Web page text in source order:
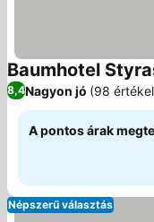
Baumhotel
8,4Nagyon jó (98
A pontos árak
Népszerű választás